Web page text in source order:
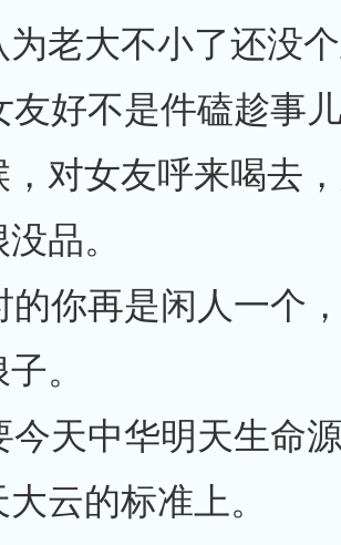
为老大不小了还没
友好不是件磕趁事
，对女友呼来喝去
品。
的你再是闲人一个
。
今天中华明天生命
云的标准上。